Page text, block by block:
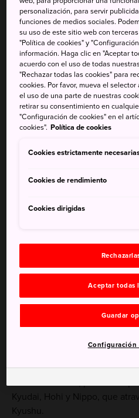
madake (madera de bambú
región se celebran muchos
esta tradición de diferentes
Usuki Takeyoi, en laciudad de
en laciudad de Taketa , y
Hita
, son tres ejemplos de
merece la pena conocer si
el mes de noviembre.
No te pierdas
La elaboración de
El reflejo de los faroles
Cómo llegar
Si deseas conocer estos
estación de Oita, por la cual
Kyudai, Hohi y Nippo, que
Kyushu.
personalización, para servir
funciones de medios sociales.
su uso de este sitio web con
"Política de cookies" y
información. Haga clic en "Aceptar
acuerdo con el uso de todas
"Rechazar todas las cookies" para
cookies. Por favor, mueva el
el uso de una parte de nuestras
retirar su consentimiento en
"Configuración de cookies" en el
cookies". Política de cookies
Cookies estrictamente
Cookies de rendimiento
Cookies dirigidas
Aceptar todas
Guardar
Configuración